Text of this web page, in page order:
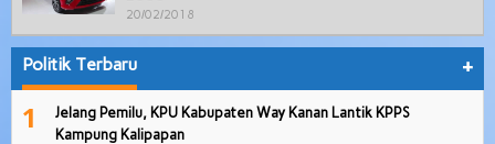
20/02/2018
Politik Terbaru +
1
Jelang Pemilu, KPU Kabupaten Way Kanan Lantik KPPS
Kampung Kalipapan